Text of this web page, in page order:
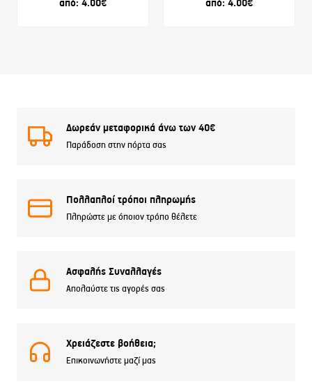
από: 4.00€ από: 4.00€
Δωρεάν μεταφορικά άνω των 40€
Παράδοση στην πόρτα σας
Πολλαπλοί τρόποι πληρωμής
Πληρώστε με όποιον τρόπο θέλετε
Ασφαλής Συναλλαγές
Απολαύστε τις αγορές σας
Χρειάζεστε βοήθεια;
Επικοινωνήστε μαζί μας